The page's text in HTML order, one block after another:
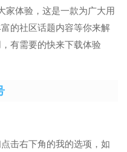
家体验，这是一款为广大用
的社区话题内容等你来解
有需要的快来下载体验
击右下角的我的选项，如